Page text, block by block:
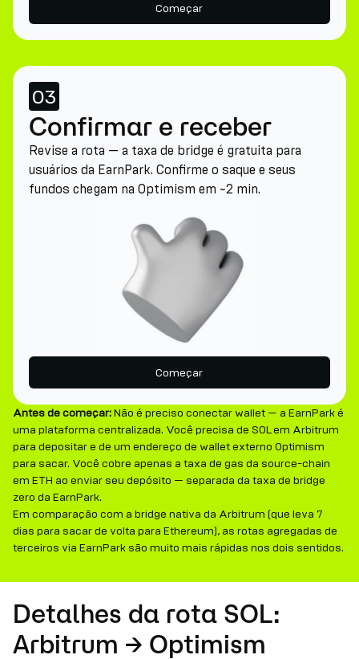
Começar
03
Confirmar e receber
Revise a rota — a taxa de bridge é gratuita para
usuários da EarnPark. Confirme o saque e seus
fundos chegam na Optimism em ~2 min.
Começar
Antes de começar:Não é preciso conectar wallet — a EarnPark é
uma plataforma centralizada. Você precisa de SOL em Arbitrum
para depositar e de um endereço de wallet externo Optimism
para sacar. Você cobre apenas a taxa de gas da source-chain
em ETH ao enviar seu depósito — separada da taxa de bridge
zero da EarnPark.
Em comparação com a bridge nativa da Arbitrum (que leva 7
dias para sacar de volta para Ethereum), as rotas agregadas de
terceiros via EarnPark são muito mais rápidas nos dois sentidos.
Detalhes da rota SOL:
Arbitrum → Optimism